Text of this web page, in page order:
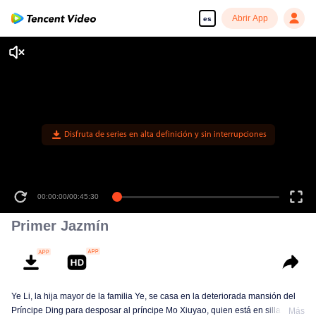
es Abrir App
Disfruta de series en alta definición y sin interrupciones
00:00:00/00:45:30
Primer Jazmín
Ye Li, la hija mayor de la familia Ye, se casa en la deteriorada mansión del
Príncipe Ding para desposar al príncipe Mo Xiuyao, quien está en silla deMás